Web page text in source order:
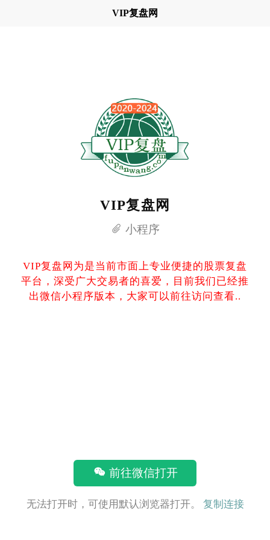
VIP复盘网
VIP复盘网
小程序
VIP复盘网为是当前市面上专业便捷的股票复盘
平台，深受广大交易者的喜爱，目前我们已经推
出微信小程序版本，大家可以前往访问查看..
前往微信打开
无法打开时，可使用默认浏览器打开。 复制连接